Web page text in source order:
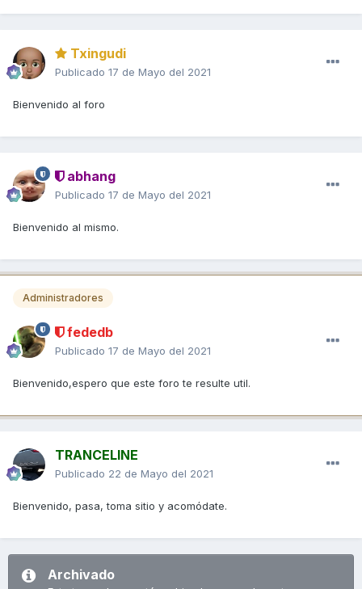
Txingudi
Publicado 17 de Mayo del 2021
Bienvenido al foro
abhang
Publicado 17 de Mayo del 2021
Bienvenido al mismo.
Administradores
fededb
Publicado 17 de Mayo del 2021
Bienvenido,espero que este foro te resulte util.
TRANCELINE
Publicado 22 de Mayo del 2021
Bienvenido, pasa, toma sitio y acomódate.
Archivado